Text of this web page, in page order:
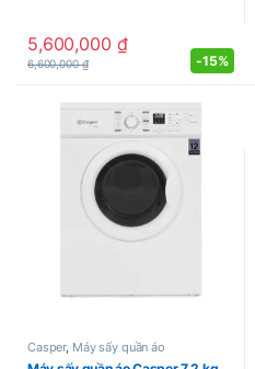
5,600,000 ₫
6,600,000₫ -15%
Casper, Máy sấy quần áo